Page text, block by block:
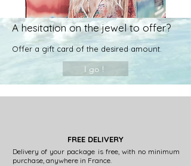
A hesitation on the jewel to offer?
Offer a gift card of the desired amount.
I go !
FREE DELIVERY
Delivery of your package is free, with no minimum
purchase, anywhere in France.